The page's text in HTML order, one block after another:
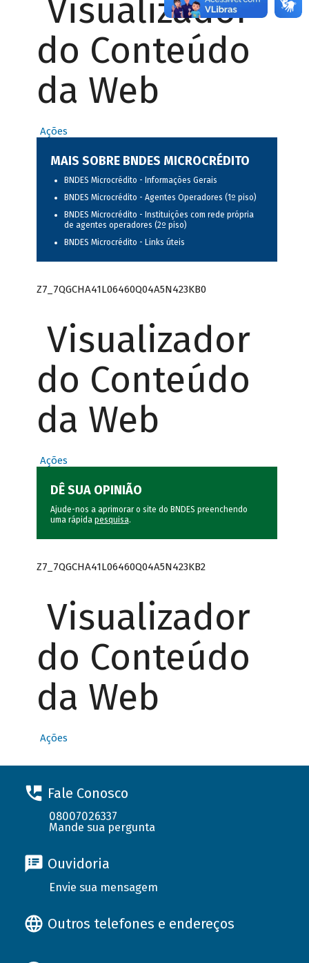
Visualizador
do Conteúdo
da Web
Ações
MAIS SOBRE BNDES MICROCRÉDITO
BNDES Microcrédito - Informações Gerais
BNDES Microcrédito - Agentes Operadores (1º piso)
BNDES Microcrédito - Instituições com rede própria
de agentes operadores (2º piso)
BNDES Microcrédito - Links úteis
Z7_7QGCHA41L06460Q04A5N423KB0
Visualizador
do Conteúdo
da Web
Ações
DÊ SUA OPINIÃO
Ajude-nos a aprimorar o site do BNDES preenchendo
uma rápida pesquisa.
Z7_7QGCHA41L06460Q04A5N423KB2
Visualizador
do Conteúdo
da Web
Ações
Fale Conosco
08007026337
Mande sua pergunta
Ouvidoria
Envie sua mensagem
Outros telefones e endereços